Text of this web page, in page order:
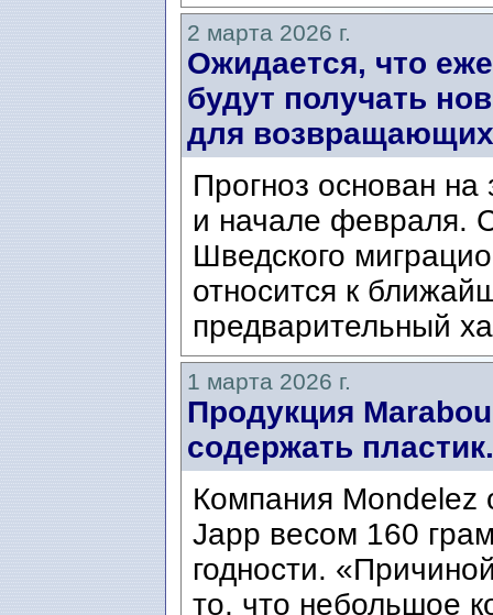
2 марта 2026 г.
Ожидается, что
будут получать
для
Прогноз основан на
и начале февраля.
Шведского
относится к
предварительный
1 марта 2026 г.
Продукция
содержать пластик.
Компания Mondelez
Japp весом 160
годности.
то, что небольшое